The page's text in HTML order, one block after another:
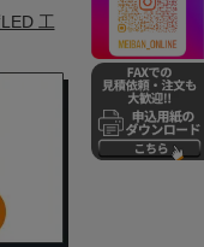
工